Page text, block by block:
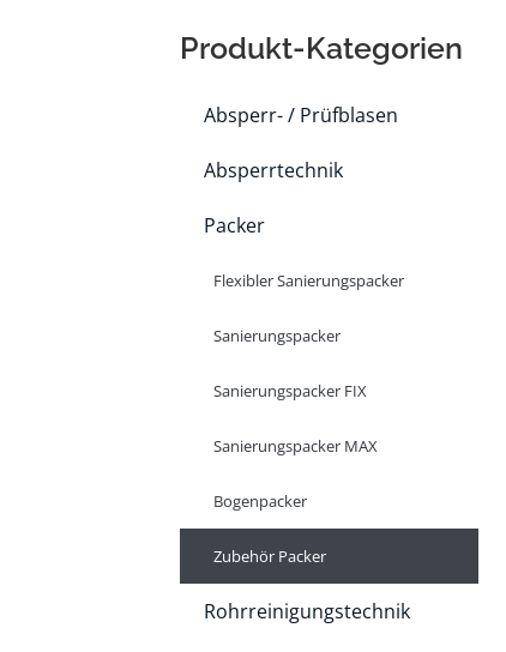
Produkt-Kategorien
Absperr- / Prüfblasen
Absperrtechnik
Packer
Flexibler Sanierungspacker
Sanierungspacker
Sanierungspacker FIX
Sanierungspacker MAX
Bogenpacker
Zubehör Packer
Rohrreinigungstechnik